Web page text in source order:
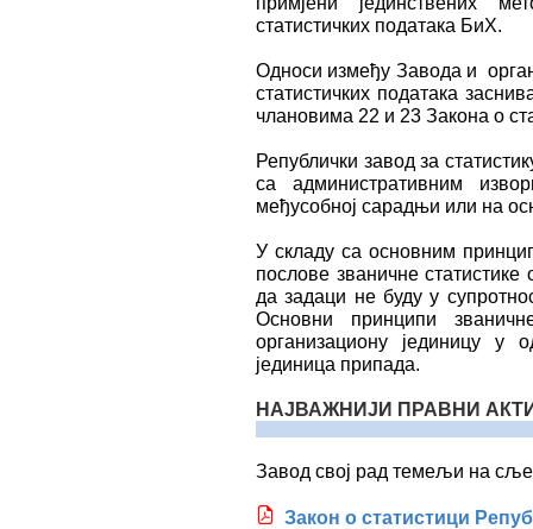
статистичких података БиХ.
Односи између Завода и
статистичких података
члановима 22 и 23 Закона о
Републички завод за
са административним
међусобној сарадњи или на
У складу са основним
послове званичне статистике
да задаци не буду у
Основни принципи
организациону јединицу у
јединица припада.
НАЈВАЖНИЈИ ПРАВНИ
Завод свој рад темељи на
Закон о статистици